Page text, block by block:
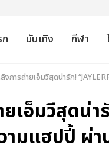
บันเทิง กีฬา
งการถ่ายเอ็มวีสุดน่ารัก!
เอ็มวีสุดน่า
ามแฮปปี้ ผ่า